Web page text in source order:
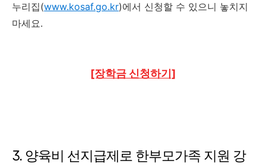
누리집(www.kosaf.go.kr)에서 신청할 수 있으니 놓치지
마세요.
[장학금 신청하기]
3. 양육비 선지급제로 한부모가족 지원 강